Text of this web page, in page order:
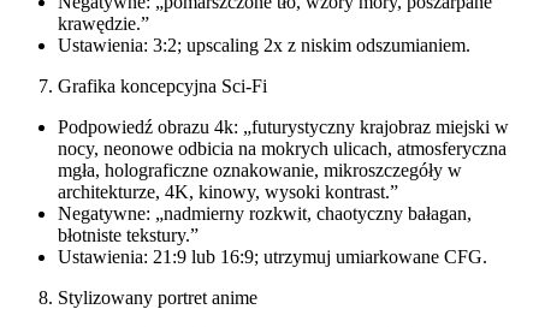
krawędzie.”
Ustawienia: 3:2; upscaling 2x z niskim odszumianiem.
Grafika koncepcyjna Sci-Fi
Podpowiedź obrazu 4k: „futurystyczny krajobraz miejski w
nocy, neonowe odbicia na mokrych ulicach, atmosferyczna
mgła, holograficzne oznakowanie, mikroszczegóły w
architekturze, 4K, kinowy, wysoki kontrast.”
Negatywne: „nadmierny rozkwit, chaotyczny bałagan,
błotniste tekstury.”
Ustawienia: 21:9 lub 16:9; utrzymuj umiarkowane CFG.
Stylizowany portret anime